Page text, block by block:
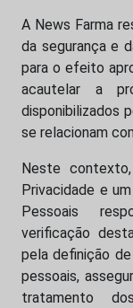
A News Farma
da segurança e
para o efeito
acautelar a
disponibilizados
se relacionam
Neste
Privacidade e
Pessoais
verificação
pela definição
pessoais,
tratamento